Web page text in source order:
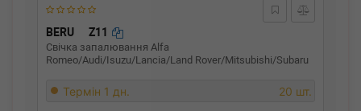
BERU Z11
Свічка запалювання Alfa
Romeo/Audi/Isuzu/Lancia/Land Rover/Mitsubishi/Subaru
Термін 1 дн. 20 шт.